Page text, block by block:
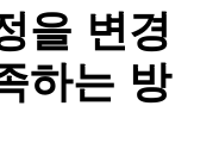
을 변경
하는 방